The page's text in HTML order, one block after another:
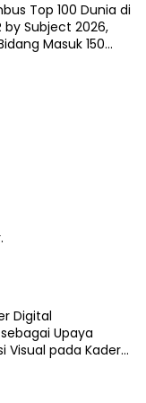
Top 100 Dunia di
by Subject 2026,
Masuk 150
Digital
Upaya
Visual pada Kader